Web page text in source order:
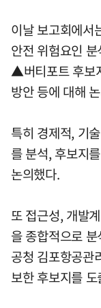
이날 보고회에
안전 위험요인
▲버티포트 후보
방안 등에 대해
특히 경제적, 기
를 분석, 후보지
논의했다.
또 접근성, 개발
을 종합적으로
공청 김포항공관
보한 후보지를